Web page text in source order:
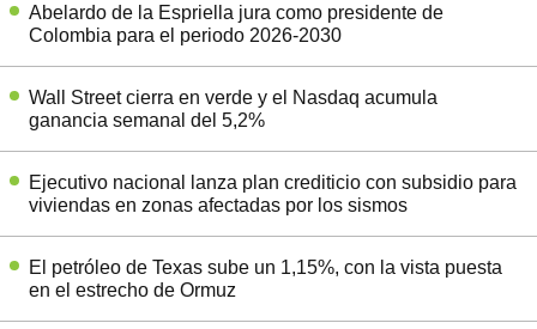
Abelardo de la Espriella jura como presidente de
Colombia para el periodo 2026-2030
Wall Street cierra en verde y el Nasdaq acumula
ganancia semanal del 5,2%
Ejecutivo nacional lanza plan crediticio con subsidio para
viviendas en zonas afectadas por los sismos
El petróleo de Texas sube un 1,15%, con la vista puesta
en el estrecho de Ormuz